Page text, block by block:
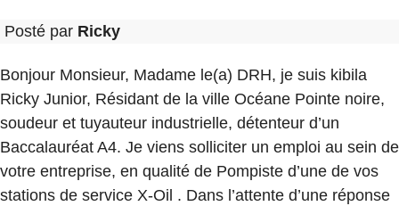
Posté par Ricky
Bonjour Monsieur, Madame le(a) DRH, je suis kibila
Ricky Junior, Résidant de la ville Océane Pointe noire,
soudeur et tuyauteur industrielle, détenteur d’un
Baccalauréat A4. Je viens solliciter un emploi au sein de
votre entreprise, en qualité de Pompiste d’une de vos
stations de service X-Oil . Dans l’attente d’une réponse